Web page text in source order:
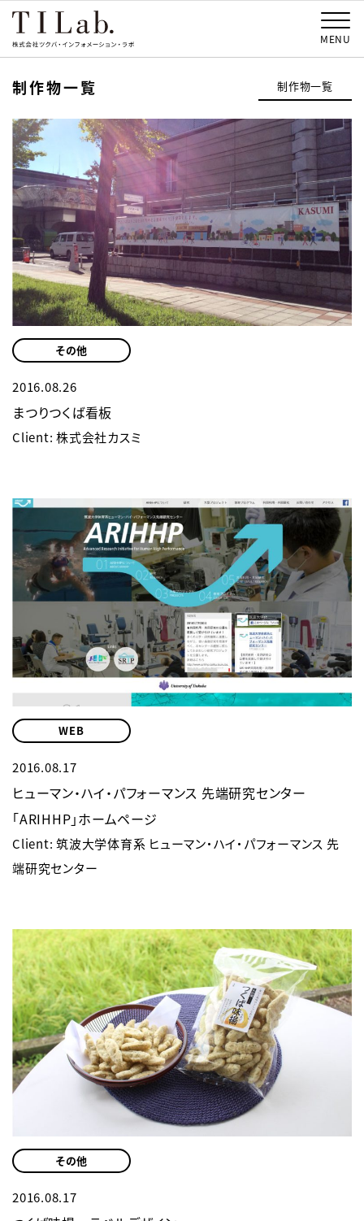
MENU
制作物一覧
その他
2016.08.26
まつりつくば看板
Client: 株式会社カスミ
WEB
2016.08.17
ヒューマン・ハイ・パフォーマンス 先端研究センター
「ARIHHP」ホームページ
Client: 筑波大学体育系 ヒューマン・ハイ・パフォーマンス 先
端研究センター
その他
2016.08.17
制作物一覧